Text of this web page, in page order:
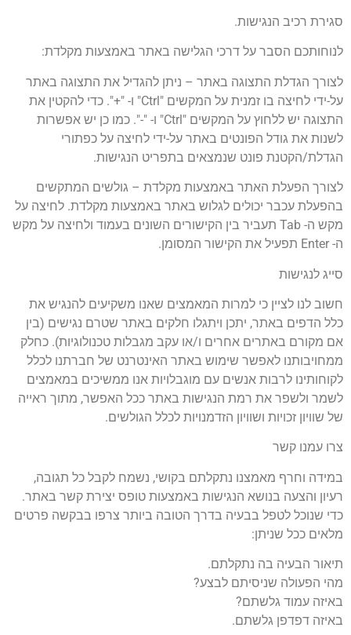
סגירת רכיב הנגישות.
לנוחותכם הסבר על דרכי הגלישה באתר באמצעות מקלדת:
לצורך הגדלת התצוגה באתר – ניתן להגדיל את התצוגה באתר
על-ידי לחיצה בו זמנית על המקשים "Ctrl" ו- "+". כדי להקטין את
התצוגה יש ללחוץ על המקשים "Ctrl" ו- "-". כמו כן יש אפשרות
לשנות את גודל הפונטים באתר על-ידי לחיצה על כפתורי
הגדלת/הקטנת פונט שנמצאים בתפריט הנגישות.
לצורך הפעלת האתר באמצעות מקלדת – גולשים המתקשים
בהפעלת עכבר יכולים לגלוש באתר באמצעות מקלדת. לחיצה על
מקש ה- Tab תעביר בין הקישורים השונים בעמוד ולחיצה על מקש
ה- Enter תפעיל את הקישור המסומן.
סייג לנגישות
חשוב לנו לציין כי למרות המאמצים שאנו משקיעים להנגיש את
כלל הדפים באתר, יתכן ויתגלו חלקים באתר שטרם נגישים (בין
אם מקורם באתרים אחרים ו/או עקב מגבלות טכנולוגיות). כחלק
ממחויבותנו לאפשר שימוש באתר האינטרנט של חברתנו לכלל
לקוחותינו לרבות אנשים עם מוגבלויות אנו ממשיכים במאמצים
לשמר ולשפר את רמת הנגישות באתר ככל האפשר, מתוך ראייה
של שוויון זכויות ושוויון הזדמנויות לכלל הגולשים.
צרו עמנו קשר
במידה וחרף מאמצנו נתקלתם בקושי, נשמח לקבל כל תגובה,
רעיון והצעה בנושא הנגישות באמצעות טופס יצירת קשר באתר.
כדי שנוכל לטפל בבעיה בדרך הטובה ביותר צרפו בבקשה פרטים
מלאים ככל שניתן:
תיאור הבעיה בה נתקלתם.
מהי הפעולה שניסיתם לבצע?
באיזה עמוד גלשתם?
באיזה דפדפן גלשתם.